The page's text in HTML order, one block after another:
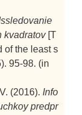
kvadratov[T
of the least s
95-98. (in
(2016). Info
predpr